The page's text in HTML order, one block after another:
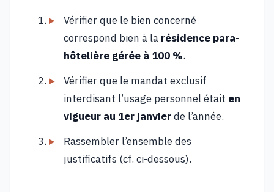
Vérifier que le bien concerné
correspond bien à la résidence para-
hôtelière gérée à 100 %.
Vérifier que le mandat exclusif
interdisant l’usage personnel était en
vigueur au 1er janvierde l’année.
Rassembler l’ensemble des
justificatifs (cf. ci-dessous).